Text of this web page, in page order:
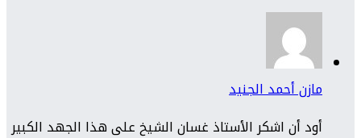
مازن أحمد الجنيد
أود أن اشكر الأستاذ غسان الشيخ على هذا الجهد الكبير